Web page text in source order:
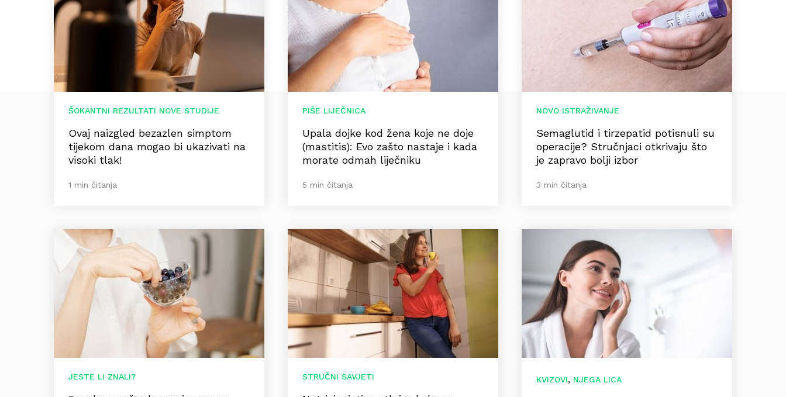
ŠOKANTNI REZULTATI NOVE STUDIJE
Ovaj naizgled bezazlen simptom
tijekom dana mogao bi ukazivati na
visoki tlak!
1 min čitanja
PIŠE LIJEČNICA
Upala dojke kod žena koje ne doje
(mastitis): Evo zašto nastaje i kada
morate odmah liječniku
5 min čitanja
NOVO ISTRAŽIVANJE
Semaglutid i tirzepatid potisnuli su
operacije? Stručnjaci otkrivaju što
je zapravo bolji izbor
3 min čitanja
JESTE LI ZNALI? STRUČNI SAVJETI KVIZOVI, NJEGA LICA